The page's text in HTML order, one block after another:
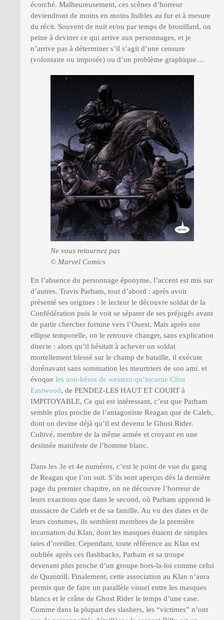
écorché. Malheureusement, ces scènes d’horreur
deviendront de moins en moins lisibles au fur et à mesure
du récit. Souvent de nuit et/ou par temps de brouillard, on
peine à deviner ce qui arrive aux personnages, et je
n’arrive pas à déterminer s’il s’agit d’une censure
(volontaire ou imposée) ou d’un problème graphique…
Ne vous retournez pas
© Marvel Comics
En l’absence du personnage éponyme, l’accent est mis sur
d’autres. Travis Parham, tout d’abord : après avoir
présenté ses origines : le lecteur le découvre soldat de la
Confédération puis le voit se séparer de ses préjugés avant
de partir chercher fortune vers l’Ouest. Mais après une
ellipse temporelle, on le retrouve changer, sans explication
directe : alors qu’il hésitait à achever un soldat
mortellement blessé sur le champ de bataille, il exécute
dorénavant sans sommation les meurtriers de son ami. et
évoque les anti-héros de western qu’incarne Clint
Eastwood, de PENDEZ-LES HAUT ET COURT à
IMPITOYABLE, Ce qui est intéressant, c’est que Parham
semble plus proche de l’antagoniste Reagan que de Caleb,
dont on devine déjà qu’il est devenu le Ghost Rider.
Cultivé, membre de la même armée et croyant en une
destinée manifeste de l’homme blanc.
Dans les 3e et 4e numéros, c’est le point de vue du gang
de Reagan que l’on suit. S’ils sont aperçus dès la dernière
page du premier chapitre, on ne découvre l’horreur de
leurs exactions que dans le second, où Parham apprend le
massacre de Caleb et de sa famille. Au vu des dates et de
leurs costumes, ils semblent membres de la première
incarnation du Klan, dont les masques étaient de simples
taies d’oreiller. Cependant, toute référence au Klan est
oubliée après ces flashbacks, Parham et sa troupe
devenant plus proche d’un groupe hors-la-loi comme celui
de Quantrill. Finalement, cette association au Klan n’aura
permis que de faire un parallèle visuel entre les masques
blancs et le crâne de Ghost Rider le temps d’une case.
Comme dans la plupart des slashers, les “victimes” n’ont